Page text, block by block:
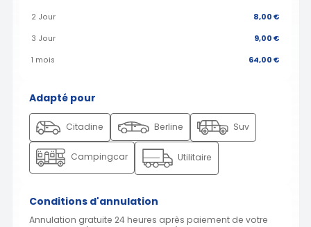
2 Jour 8,00 €
3 Jour 9,00 €
1 mois 64,00 €
Adapté pour
Citadine Berline Suv
Campingcar Utilitaire
Conditions d'annulation
Annulation gratuite 24 heures après paiement de votre